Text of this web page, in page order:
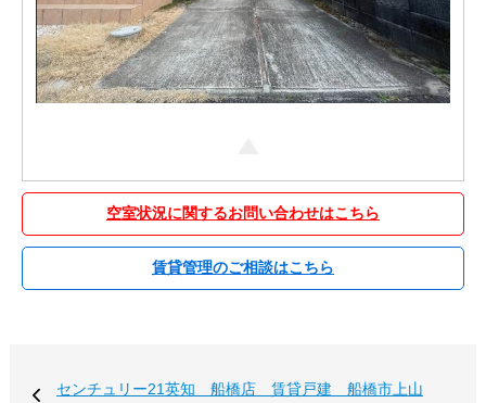
空室状況に関するお問い合わせはこちら
賃貸管理のご相談はこちら
センチュリー21英知 船橋店 賃貸戸建 船橋市上山